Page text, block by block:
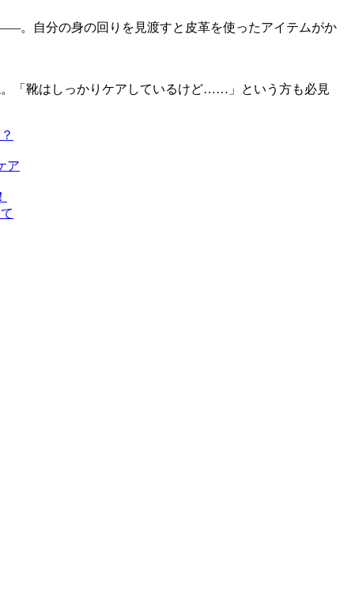
。自分の身の回りを見渡すと皮革を使ったアイテムがか
「靴はしっかりケアしているけど……」という方も必見
ア